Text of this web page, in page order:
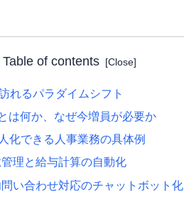
Table of contents
れるパラダイムシフト
は何か、なぜ今増員が必要か
化できる人事業務の具体例
理と給与計算の自動化
い合わせ対応のチャットボット化